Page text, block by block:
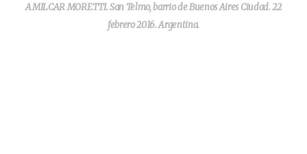
AMILCAR MORETTI. San Telmo, barrio de Buenos Aires Ciudad. 22
febrero 2016. Argentina.